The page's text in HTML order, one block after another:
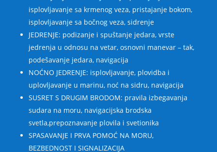
isplovljavanje sa krmenog veza, pristajanje bokom,
isplovljavanje sa bočnog veza, sidrenje
JEDRENJE: podizanje i spuštanje jedara, vrste
jedrenja u odnosu na vetar, osnovni manevar – tak,
podešavanje jedara, navigacija
NOĆNO JEDRENJE: isplovljavanje, plovidba i
uplovljavanje u marinu, noć na sidru, navigacija
SUSRET S DRUGIM BRODOM: pravila izbegavanja
sudara na moru, navigacijska brodska
svetla,prepoznavanje plovila i svetionika
SPASAVANJE I PRVA POMOĆ NA MORU,
BEZBEDNOST I SIGNALIZACIJA